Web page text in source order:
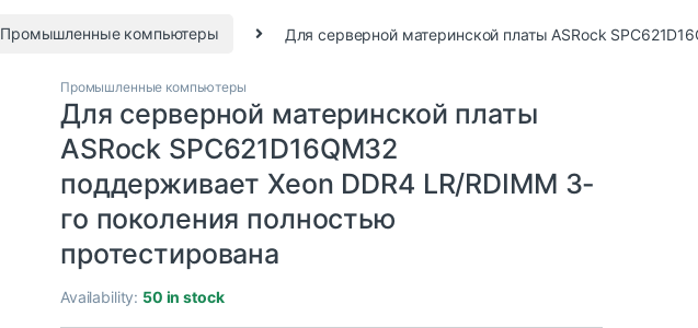
Промышленные компьютеры Для серверной материнской платы ASRock
Промышленные компьютеры
Для серверной материнской платы
ASRock SPC621D16QM32
поддерживает Xeon DDR4 LR/RDIMM 3-
го поколения полностью
протестирована
Availability: 50 in stock